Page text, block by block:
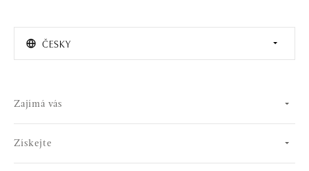
ČESKY
Zajímá vás
Získejte